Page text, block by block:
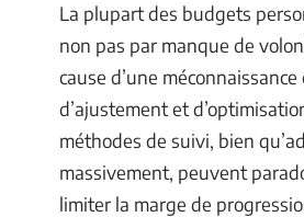
La plupart des budgets
non pas par manque de
cause d’une
d’ajustement et
méthodes de suivi, bien
massivement, peuvent
limiter la marge de